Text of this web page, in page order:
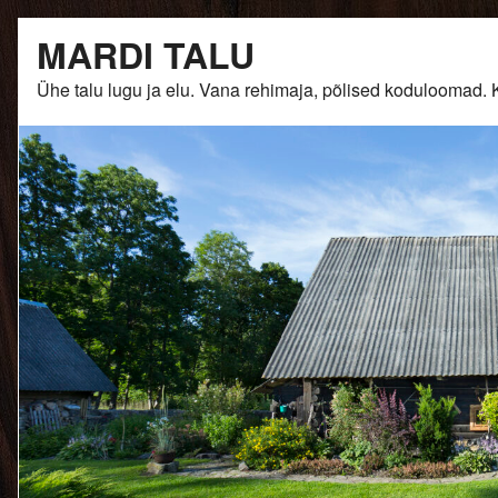
content
MARDI TALU
Ühe talu lugu ja elu. Vana rehimaja, põlised